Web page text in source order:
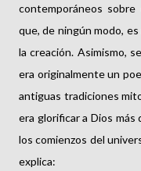
contemporáneos
que, de ningún modo,
la creación. Asimismo,
era originalmente un
antiguas tradiciones
era glorificar a Dios
los comienzos del
explica: